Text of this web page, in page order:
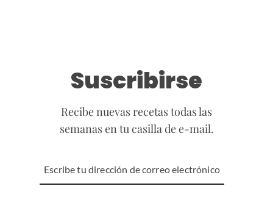
Suscribirse
Recibe nuevas recetas todas las
semanas en tu casilla de e-mail.